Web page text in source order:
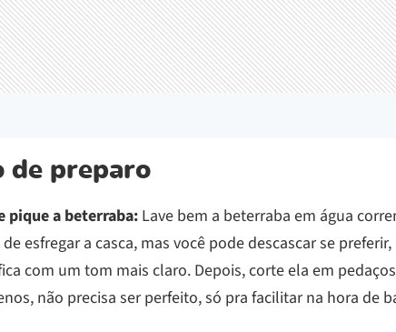
de preparo
pique a beterraba:Lave bem a beterraba em água
esfregar a casca, mas você pode descascar se preferir,
com um tom mais claro. Depois, corte ela em pedaços
não precisa ser perfeito, só pra facilitar na hora de